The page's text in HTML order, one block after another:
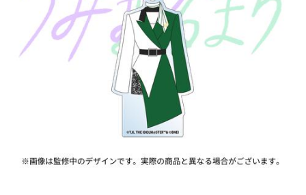
太鼓の達人
スサノオマジック